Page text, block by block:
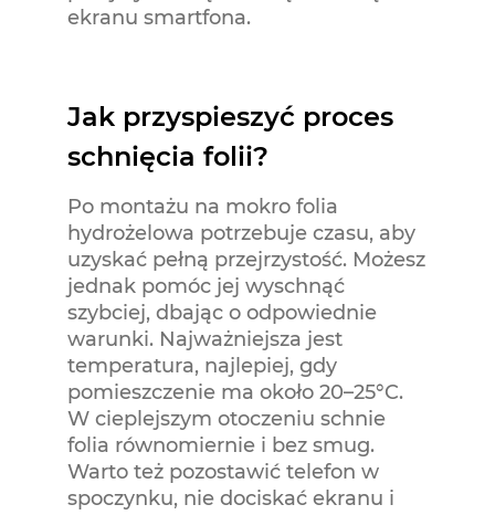
ekranu smartfona.
Jak przyspieszyć proces
schnięcia folii?
Po montażu na mokro folia
hydrożelowa potrzebuje czasu, aby
uzyskać pełną przejrzystość. Możesz
jednak pomóc jej wyschnąć
szybciej, dbając o odpowiednie
warunki. Najważniejsza jest
temperatura, najlepiej, gdy
pomieszczenie ma około 20–25°C.
W cieplejszym otoczeniu schnie
folia równomiernie i bez smug.
Warto też pozostawić telefon w
spoczynku, nie dociskać ekranu i